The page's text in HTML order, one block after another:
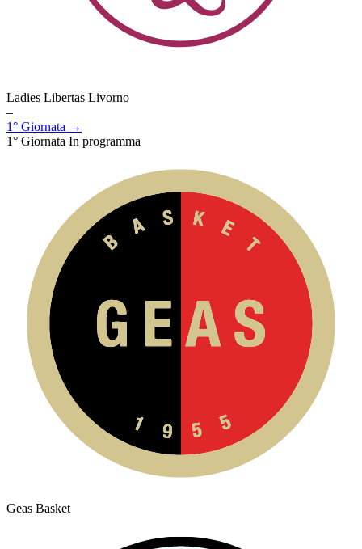
Ladies Libertas Livorno
–
1° Giornata →
1° Giornata In programma
Geas Basket